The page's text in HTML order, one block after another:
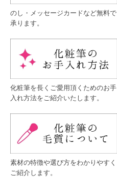
のし・メッセージカードなど無料で
承ります。
化粧筆を長くご愛用頂くためのお手
入れ方法をご紹介いたします。
素材の特徴や選び方をわかりやすく
ご紹介します。